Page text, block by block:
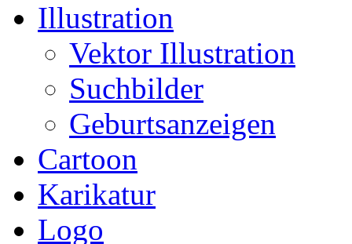
Illustration
Vektor Illustration
Suchbilder
Geburtsanzeigen
Cartoon
Karikatur
Logo